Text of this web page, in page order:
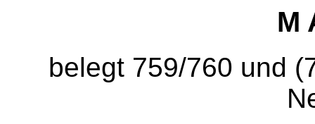
M
belegt 759/760 und